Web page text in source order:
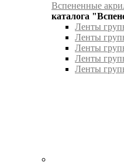
Вспененные
каталога
Ленты
Ленты
Ленты
Ленты
Ленты